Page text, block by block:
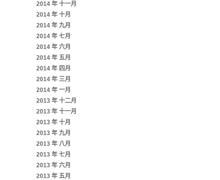
2014 年 十一月
2014 年 十月
2014 年 九月
2014 年 七月
2014 年 六月
2014 年 五月
2014 年 四月
2014 年 三月
2014 年 一月
2013 年 十二月
2013 年 十一月
2013 年 十月
2013 年 九月
2013 年 八月
2013 年 七月
2013 年 六月
2013 年 五月